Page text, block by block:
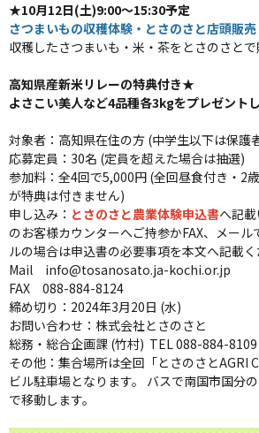
★10月12日(土)9:00～15:30予定
さつまいもの収穫体験・ とさのさと店頭販売
収穫したさつまいも・米・茶をとさのさと
高知県産新米リレーの特典付き★
よさこい美人など4品種各3kgをプレゼント
対象者：高知県在住の方 (中学生以下は保護
応募定員：30名 (定員を超えた場合は抽選)
参加料：全4回で5,000円 (全回昼食付き・2
が特典は付きません)
申し込み： とさのさと農業体験申込書へ記
のお客様カウンターへご持参かFAX、メール
ルの場合は申込書の必要事項を本文へ記載く
Mail info@tosanosato.ja-kochi.or.jp
FAX 088-884-8124
締め切り：2024年3月20日 (水)
お問い合わせ：株式会社とさのさと
総務・総合企画課 (竹村) TEL 088-884-8109
その他：集合場所は全回「とさのさとAGRI
ビル駐車場となります。 バスで南国市国分
で移動します。